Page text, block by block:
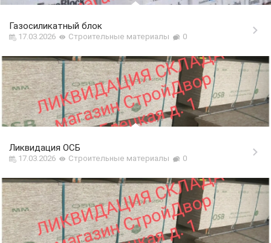
Газосиликатный блок
17.03.2026 Строительные материалы 0
Ликвидация ОСБ
17.03.2026 Строительные материалы 0